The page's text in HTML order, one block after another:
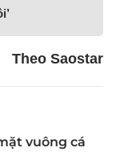
Theo Saostar
vuông cá